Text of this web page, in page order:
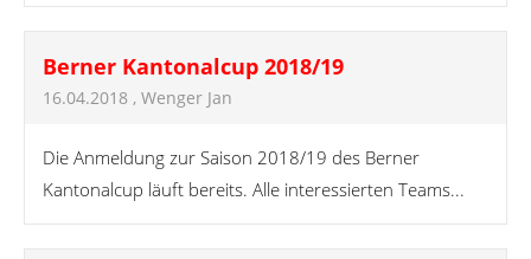
Berner Kantonalcup 2018/19
16.04.2018 , Wenger Jan
Die Anmeldung zur Saison 2018/19 des Berner
Kantonalcup läuft bereits. Alle interessierten Teams...